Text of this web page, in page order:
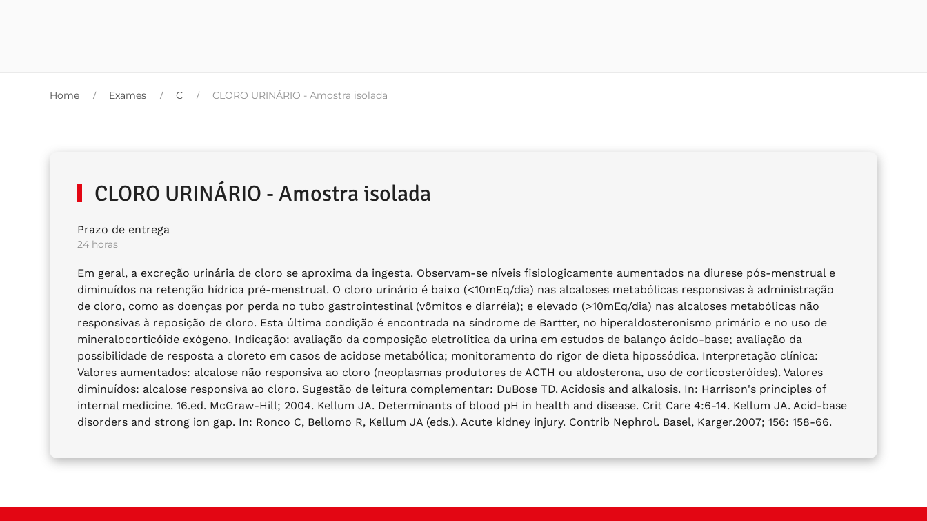
Home Exames C CLORO URINÁRIO - Amostra isolada
CLORO URINÁRIO - Amostra isolada
Prazo de entrega
24 horas
Em geral, a excreção urinária de cloro se aproxima da ingesta. Observam-se níveis fisiologicamente aumentados na diurese pós-menstrual e
diminuídos na retenção hídrica pré-menstrual. O cloro urinário é baixo (<10mEq/dia) nas alcaloses metabólicas responsivas à administração
de cloro, como as doenças por perda no tubo gastrointestinal (vômitos e diarréia); e elevado (>10mEq/dia) nas alcaloses metabólicas não
responsivas à reposição de cloro. Esta última condição é encontrada na síndrome de Bartter, no hiperaldosteronismo primário e no uso de
mineralocorticóide exógeno. Indicação: avaliação da composição eletrolítica da urina em estudos de balanço ácido-base; avaliação da
possibilidade de resposta a cloreto em casos de acidose metabólica; monitoramento do rigor de dieta hipossódica. Interpretação clínica:
Valores aumentados: alcalose não responsiva ao cloro (neoplasmas produtores de ACTH ou aldosterona, uso de corticosteróides). Valores
diminuídos: alcalose responsiva ao cloro. Sugestão de leitura complementar: DuBose TD. Acidosis and alkalosis. In: Harrison's principles of
internal medicine. 16.ed. McGraw-Hill; 2004. Kellum JA. Determinants of blood pH in health and disease. Crit Care 4:6-14. Kellum JA. Acid-base
disorders and strong ion gap. In: Ronco C, Bellomo R, Kellum JA (eds.). Acute kidney injury. Contrib Nephrol. Basel, Karger.2007; 156: 158-66.